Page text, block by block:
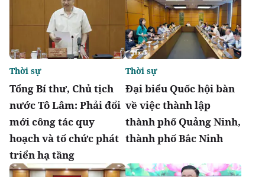
Tổng Bí thư, Chủ tịch
nước Tô Lâm: Phải đổi
mới công tác quy
hoạch và tổ chức phát
triển hạ tầng
Thời sự
Đại biểu Quốc hội bàn
về việc thành lập
thành phố Quảng Ninh,
thành phố Bắc Ninh
Thời sự